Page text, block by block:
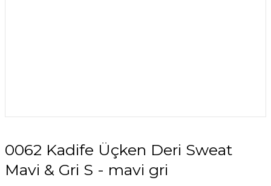
0062 Kadife Üçken Deri Sweat
Mavi & Gri S - mavi gri